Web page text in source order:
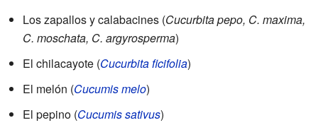
Los zapallos y calabacines (Cucurbita pepo, C. maxima,
C. moschata, C. argyrosperma)
El chilacayote (Cucurbita ficifolia)
El melón (Cucumis melo)
El pepino (Cucumis sativus)